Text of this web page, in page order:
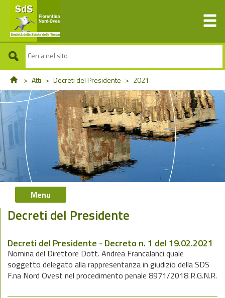
> Atti > Decreti del Presidente > 2021
Menu
Decreti del Presidente
Decreti del Presidente - Decreto n. 1 del 19.02.2021
Nomina del Direttore Dott. Andrea Francalanci quale
soggetto delegato alla rappresentanza in giudizio della SDS
F.na Nord Ovest nel procedimento penale 8971/2018 R.G.N.R.